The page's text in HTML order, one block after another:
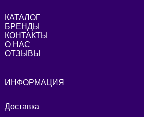
КАТАЛОГ
БРЕНДЫ
КОНТАКТЫ
О НАС
ОТЗЫВЫ
ИНФОРМАЦИЯ
Доставка